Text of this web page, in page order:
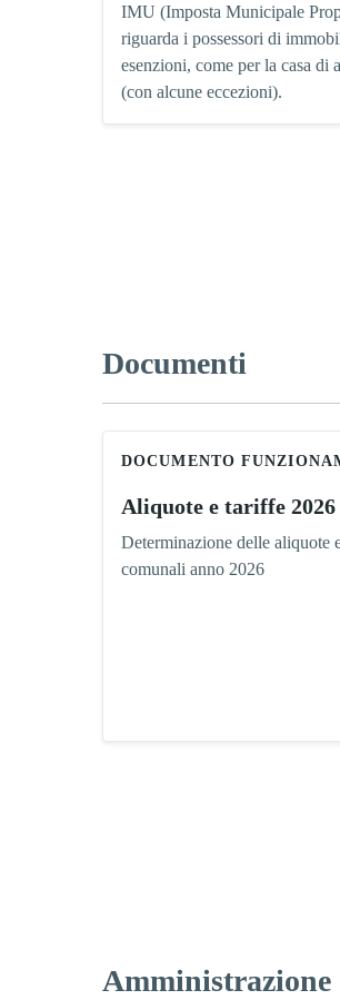
IMU (Imposta Municipale
riguarda i possessori di
esenzioni, come per la casa di
(con alcune eccezioni).
Documenti
DOCUMENTO
Aliquote e tariffe 2026
Determinazione delle aliquote
comunali anno 2026
Amministrazione